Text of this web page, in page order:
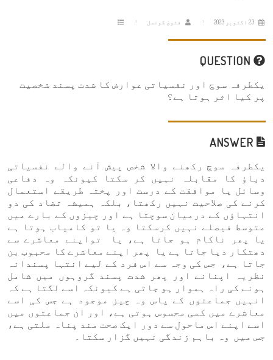
فتویٰ کونسل
یکطرفہ سوچ اور نفسیاتی عوارض کا شدت پسند شخصیت
پر کیا اثر ہوتا ہے؟
یکطرفہ سوچ رکھنے والا شخص پیش آنے والے نفسیاتی
دباؤ کا مقابلہ نہیں کر سکتا کیونکہ وہ دفاعی
وسائل یا موافقت کے درست اور پختہ طریقے استعمال
کرنے کی صلاحیت نہیں رکھتا، بلکہ ہمیشہ تضاد کی دو
انتہاؤں کے درمیان سوچتا ہے اور چیزوں کے بارے میں
متوسط فیصلے نہیں کرسکتا وہ یا تو کامیاب ہوتا ہے
یا پھر ناکام ہو جاتا ہے، یا تواپنے معاشرے سے
دھتکار دیا جاتا ہے یا پھر اپنے معاشرے کا محبوب بن
جاتا ہے، جس کی وجہ سے اس فرد کے لیے انتہا پسندانہ
نظریہ اپنانے اور پھر شدت پسند گروہوں میں شامل
ہونے کی راہ ہموار ہو جاتی ہے کیونکہ اسے لگتا ہے کہ
انہیں جماعتوں کے پاس وہ چیز موجود ہے جس کی اسے
معاشرے میں کمی محسوس ہوتی ہے، اور ان جماعتوں میں
اسے اپنے اس ماحول سے دور ایک صحت مند پناہ ملتی ہے،
جس میں وہ باہم زندگی نہیں گزار سکتا۔